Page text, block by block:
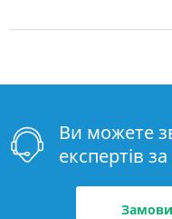
Ви можете
експертів